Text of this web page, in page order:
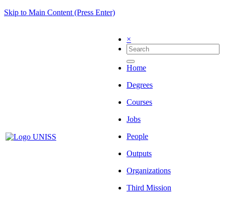
Skip to Main Content (Press Enter)
×
Home
Degrees
Courses
Jobs
People
Outputs
Organizations
Third Mission